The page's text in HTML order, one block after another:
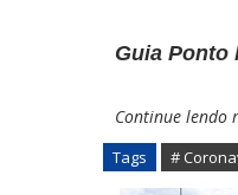
Guia Ponto
Continue lendo
Tags #